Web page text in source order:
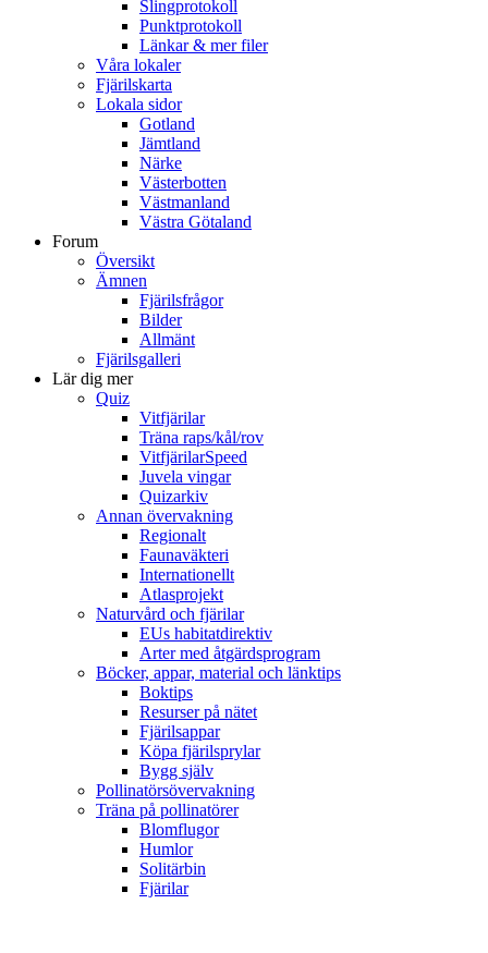
Slingprotokoll
Punktprotokoll
Länkar & mer filer
Våra lokaler
Fjärilskarta
Lokala sidor
Gotland
Jämtland
Närke
Västerbotten
Västmanland
Västra Götaland
Forum
Översikt
Ämnen
Fjärilsfrågor
Bilder
Allmänt
Fjärilsgalleri
Lär dig mer
Quiz
Vitfjärilar
Träna raps/kål/rov
VitfjärilarSpeed
Juvela vingar
Quizarkiv
Annan övervakning
Regionalt
Faunaväkteri
Internationellt
Atlasprojekt
Naturvård och fjärilar
EUs habitatdirektiv
Arter med åtgärdsprogram
Böcker, appar, material och länktips
Boktips
Resurser på nätet
Fjärilsappar
Köpa fjärilsprylar
Bygg själv
Pollinatörsövervakning
Träna på pollinatörer
Blomflugor
Humlor
Solitärbin
Fjärilar